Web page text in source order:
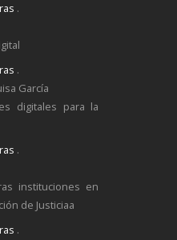
.
.
García
digitales para la
.
instituciones en
de Justiciaa
.